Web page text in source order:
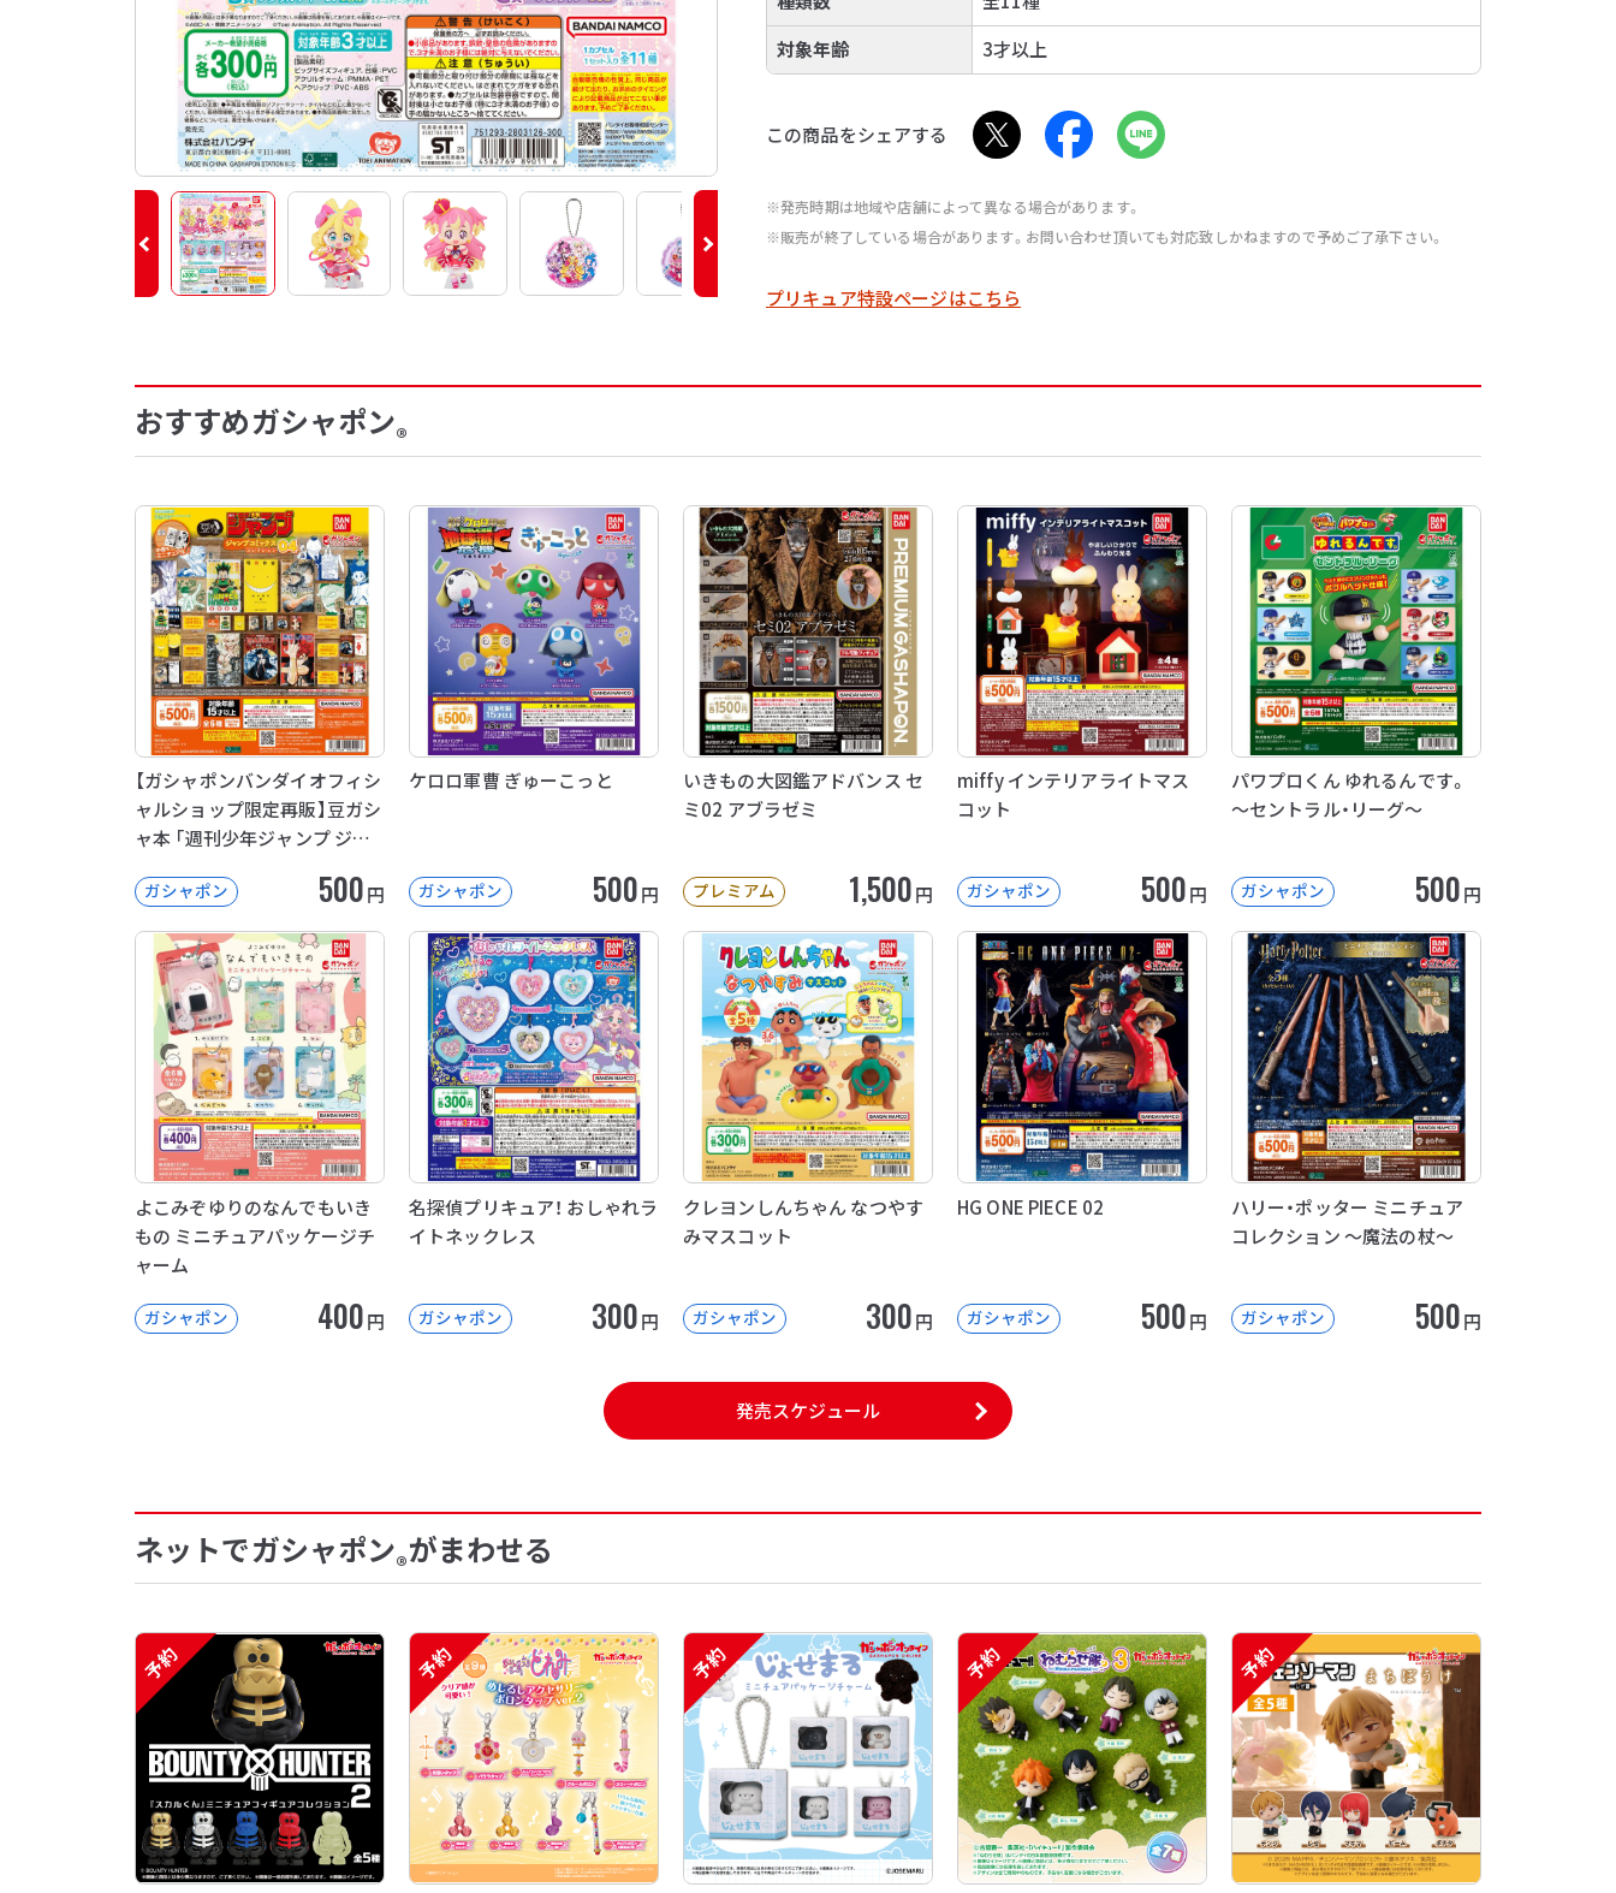
対象年齢
3才以上
この商品をシェアする
※発売時期は地域や店舗によって異なる場合があります。
※販売が終了している場合があります。お問い合わせ頂いても対応致しかねますので予めご了承下さい。
プリキュア特設ページはこちら
おすすめガシャポン®
【ガシャポンバンダイオフィシ
ャルショップ限定再販】豆ガシ
ャ本 「週刊少年ジャンプ ジャ
04ガシャポン 500円
ケロロ軍曹 ぎゅーこっと
ガシャポン 500円
いきもの大図鑑アドバンス セ
ミ02 アブラゼミ
プレミアム 1,500円
miffy インテリアライトマス
コット
ガシャポン 500円
パワプロくん ゆれるんです。
～セントラル・リーグ～
ガシャポン 500円
よこみぞゆりのなんでもいき
もの ミニチュアパッケージチ
ャーム
ガシャポン 400円
名探偵プリキュア！ おしゃれラ
イトネックレス
ガシャポン 300円
クレヨンしんちゃん なつやす
みマスコット
ガシャポン 300円
HG ONE PIECE 02
ガシャポン 500円
ハリー・ポッター ミニチュア
コレクション ～魔法の杖～
ガシャポン 500円
発売スケジュール
ネットでガシャポン®がまわせる
予約 予約 予約 予約 予約